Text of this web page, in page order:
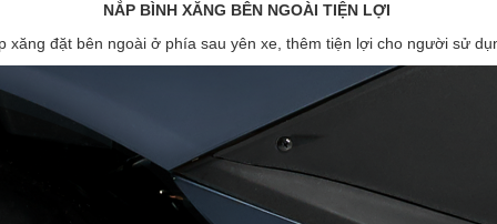
NẮP BÌNH XĂNG BÊN NGOÀI TIỆN LỢI
xăng đặt bên ngoài ở phía sau yên xe, thêm tiện lợi cho người sử